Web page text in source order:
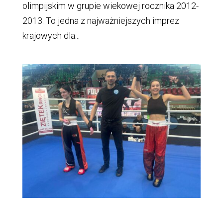
olimpijskim w grupie wiekowej rocznika 2012-
2013. To jedna z najważniejszych imprez
krajowych dla...